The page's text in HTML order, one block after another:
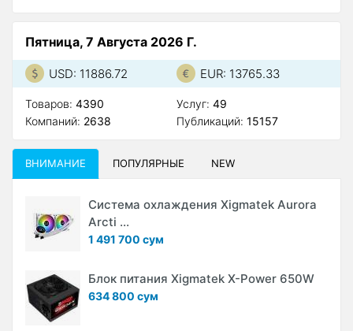
Пятница, 7 Августа 2026 Г.
USD: 11886.72 EUR: 13765.33
Товаров: 4390
Компаний: 2638
Услуг: 49
Публикаций: 15157
ВНИМАНИЕ ПОПУЛЯРНЫЕ NEW
Система охлаждения Xigmatek Aurora
Arcti ...
1 491 700 сум
Блок питания Xigmatek X-Power 650W
634 800 сум